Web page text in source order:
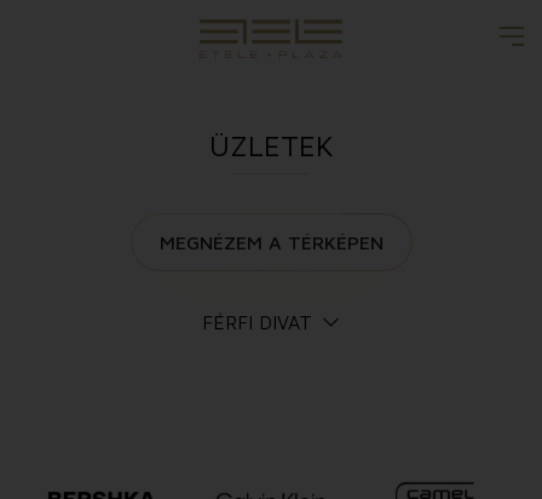
ÜZLETEK
MEGNÉZEM A TÉRKÉPEN
FÉRFI DIVAT